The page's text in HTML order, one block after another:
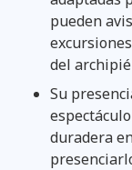
pueden
del
Su
duradera